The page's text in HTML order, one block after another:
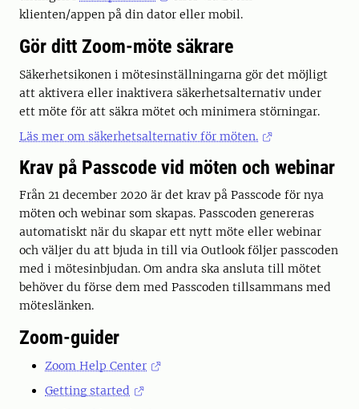
klienten/appen på din dator eller mobil.
Gör ditt Zoom-möte säkrare
Säkerhetsikonen i mötesinställningarna gör det möjligt
att aktivera eller inaktivera säkerhetsalternativ under
ett möte för att säkra mötet och minimera störningar.
Läs mer om säkerhetsalternativ för möten.
Krav på Passcode vid möten och webinar
Från 21 december 2020 är det krav på Passcode för nya
möten och webinar som skapas. Passcoden genereras
automatiskt när du skapar ett nytt möte eller webinar
och väljer du att bjuda in till via Outlook följer passcoden
med i mötesinbjudan. Om andra ska ansluta till mötet
behöver du förse dem med Passcoden tillsammans med
möteslänken.
Zoom-guider
Zoom Help Center
Getting started